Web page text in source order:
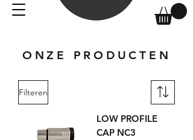
ONZE PRODUCTEN
Filteren
LOW PROFILE
CAP NC3